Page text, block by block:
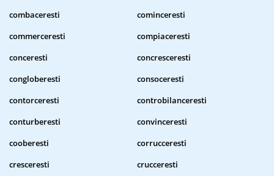
combaceresti
cominceresti
commerceresti
compiaceresti
conceresti
concresceresti
congloberesti
consoceresti
contorceresti
controbilanceresti
conturberesti
convinceresti
cooberesti
corrucceresti
cresceresti
crucceresti